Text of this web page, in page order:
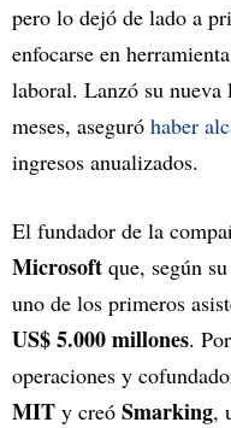
pero lo dejó de lado a
enfocarse en
laboral. Lanzó su nueva
meses, aseguró haber
ingresos anualizados.
El fundador de la
Microsoft que, según
uno de los primeros
US$ 5.000 millones.
operaciones y
MIT y creó Smarking,